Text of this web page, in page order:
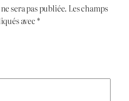
sera pas publiée. Les champs
avec *